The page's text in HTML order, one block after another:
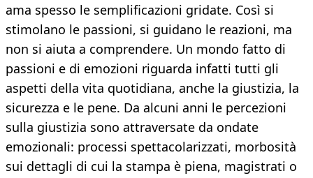
ama spesso le semplificazioni gridate. Così si
stimolano le passioni, si guidano le reazioni, ma
non si aiuta a comprendere. Un mondo fatto di
passioni e di emozioni riguarda infatti tutti gli
aspetti della vita quotidiana, anche la giustizia, la
sicurezza e le pene. Da alcuni anni le percezioni
sulla giustizia sono attraversate da ondate
emozionali: processi spettacolarizzati, morbosità
sui dettagli di cui la stampa è piena, magistrati o